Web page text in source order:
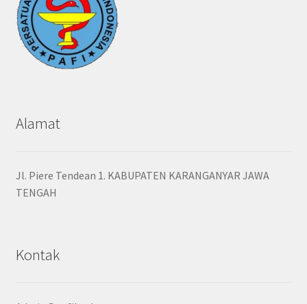
Alamat
Jl. Piere Tendean 1. KABUPATEN KARANGANYAR JAWA
TENGAH
Kontak